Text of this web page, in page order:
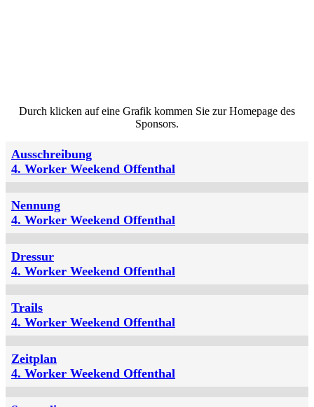
Durch klicken auf eine Grafik kommen Sie zur Homepage des
Sponsors.
Ausschreibung
4. Worker Weekend Offenthal
Nennung
4. Worker Weekend Offenthal
Dressur
4. Worker Weekend Offenthal
Trails
4. Worker Weekend Offenthal
Zeitplan
4. Worker Weekend Offenthal